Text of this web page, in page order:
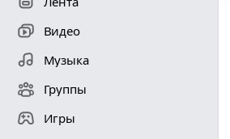
Видео
Музыка
Группы
Игры